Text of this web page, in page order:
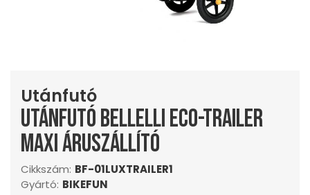
Utánfutó
Utánfutó bellelli eco-trailer
maxi áruszállító
Cikkszám: BF-01LUXTRAILER1
Gyártó: BIKEFUN